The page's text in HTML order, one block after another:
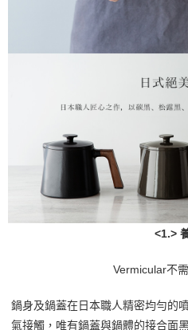
<1.>
Vermicular不
鍋身及鍋蓋在日本職人精密均勻的
氣接觸，唯有鍋蓋與鍋體的接合面